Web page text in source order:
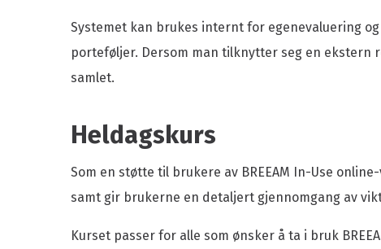
BREEAM-NOR In-Use
Grønn driftskonferanse
Fang energityven
Våre
Presse og logo
BREEAM-hjelp
Systemet kan brukes internt for egenevaluering
porteføljer. Dersom man tilknytter seg en ekstern
samlet.
Heldagskurs
Som en støtte til brukere av BREEAM In-Use
samt gir brukerne en detaljert gjennomgang av
Kurset passer for alle som ønsker å ta i bruk